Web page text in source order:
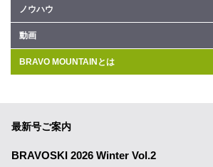
ノウハウ
動画
BRAVO MOUNTAINとは
最新号ご案内
BRAVOSKI 2026 Winter Vol.2